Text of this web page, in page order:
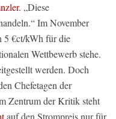
„Diese
Im November
5 €ct/kWh für die
Wettbewerb stehe.
werden. Doch
Chefetagen der
Zentrum der Kritik steht